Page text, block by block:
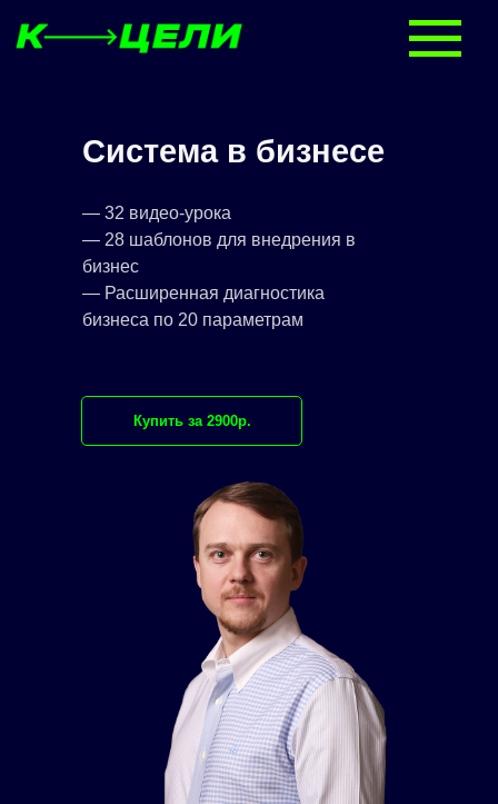
Система в бизнесе
— 32 видео-урока
— 28 шаблонов для внедрения в
бизнес
— Расширенная диагностика
бизнеса по 20 параметрам
Купить за 2900р.
Секреты и лайфхаки в наших каналах:
Подпишись и забирай пользу!